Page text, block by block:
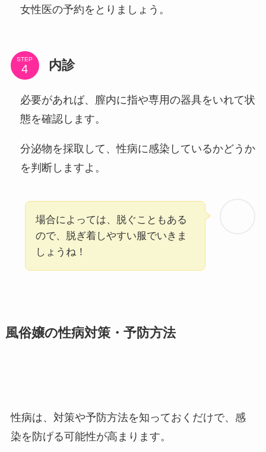
女性医の予約をとりましょう。
STEP 内診
必要があれば、膣内に指や専用の器具をいれて状
態を確認します。
分泌物を採取して、性病に感染しているかどうか
を判断しますよ。
場合によっては、脱ぐこともある
ので、脱ぎ着しやすい服でいきま
しょうね！
風俗嬢の性病対策・予防方法
性病は、対策や予防方法を知っておくだけで、感
染を防げる可能性が高まります。